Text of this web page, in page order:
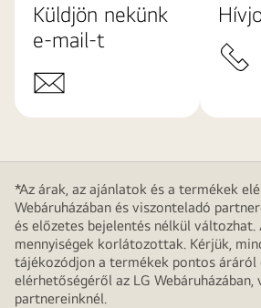
Küldjön nekünk
e-mail-t
*Az árak, az ajánlatok és a termékek
Webáruházában és viszonteladó
és előzetes bejelentés nélkül változhat.
mennyiségek korlátozottak. Kérjük,
tájékozódjon a termékek pontos áráról
elérhetőségéről az LG Webáruházában,
partnereinknél.